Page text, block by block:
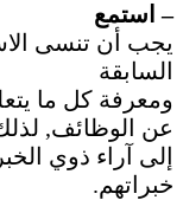
– استمع
يجب أن تنسى
السابقة
ومعرفة كل ما
عن الوظائف,
إلى آراء ذوي
خبراتهم.